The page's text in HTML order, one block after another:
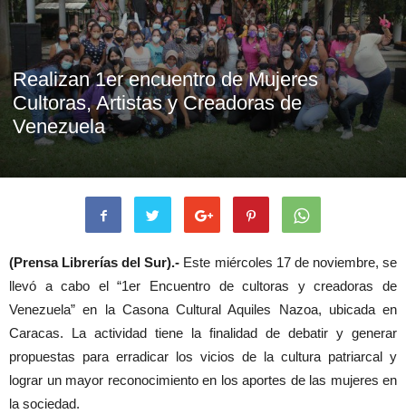
Realizan 1er encuentro de Mujeres
Cultoras, Artistas y Creadoras de
Venezuela
(Prensa Librerías del Sur).- Este miércoles 17 de noviembre, se
llevó a cabo el “1er Encuentro de cultoras y creadoras de
Venezuela” en la Casona Cultural Aquiles Nazoa, ubicada en
Caracas. La actividad tiene la finalidad de debatir y generar
propuestas para erradicar los vicios de la cultura patriarcal y
lograr un mayor reconocimiento en los aportes de las mujeres en
la sociedad.